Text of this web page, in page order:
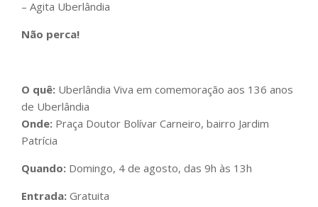
– Agita Uberlândia
Não perca!
O quê: Uberlândia Viva em comemoração aos 136 anos
de Uberlândia
Onde: Praça Doutor Bolívar Carneiro, bairro Jardim
Patrícia
Quando: Domingo, 4 de agosto, das 9h às 13h
Entrada: Gratuita